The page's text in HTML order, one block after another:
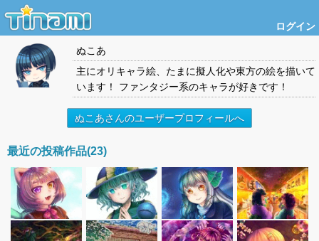
ログイン
ぬこあ
主にオリキャラ絵、たまに擬人化や東方の絵を描いて
います！ ファンタジー系のキャラが好きです！
ぬこあさんのユーザープロフィールへ
最近の投稿作品(23)